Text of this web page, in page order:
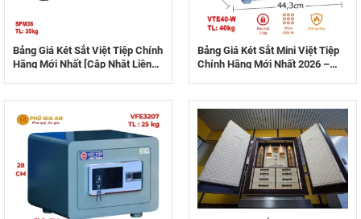
Bảng Giá Két Sắt Việt Tiệp Chính
Hãng Mới Nhất [Cập Nhật Liên
Bảng Giá Két Sắt Mini Việt Tiệp
Chính Hãng Mới Nhất 2026 –